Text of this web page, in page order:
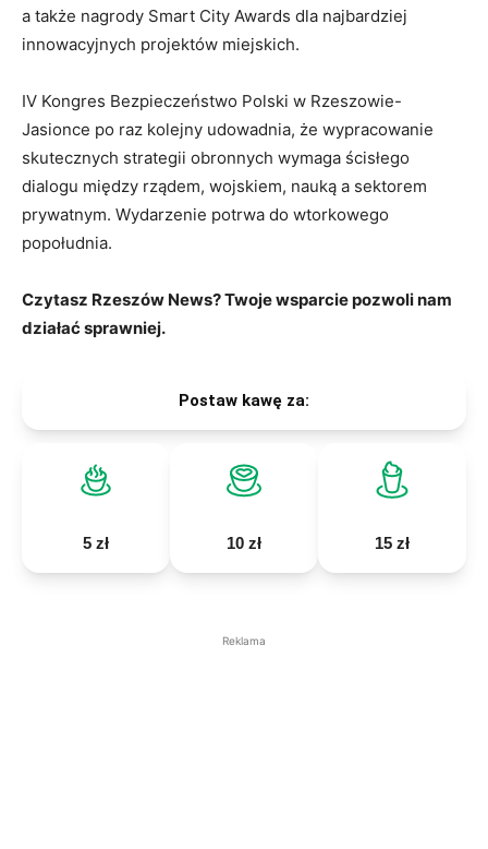
a także nagrody Smart City Awards dla najbardziej
innowacyjnych projektów miejskich.
IV Kongres Bezpieczeństwo Polski w Rzeszowie-
Jasionce po raz kolejny udowadnia, że wypracowanie
skutecznych strategii obronnych wymaga ścisłego
dialogu między rządem, wojskiem, nauką a sektorem
prywatnym. Wydarzenie potrwa do wtorkowego
popołudnia.
Czytasz Rzeszów News? Twoje wsparcie pozwoli nam
działać sprawniej.
Postaw kawę za:
5 zł 10 zł 15 zł
Reklama